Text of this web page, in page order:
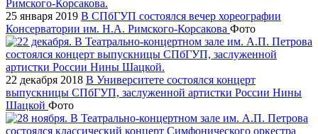
25 января 2019 В СПбГУП состоялся вечер хореографии
Консерватории им. Н.А. Римского-Корсакова Фото
22 декабря 2018 В Университете состоялся концерт
выпускницы СПбГУП, заслуженной артистки России Нины
Шацкой Фото